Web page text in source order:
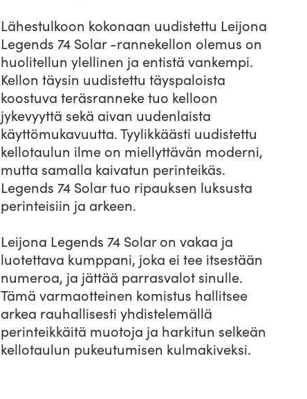
Lähestulkoon kokonaan uudistettu Leijona
Legends 74 Solar -rannekellon olemus on
huolitellun ylellinen ja entistä vankempi.
Kellon täysin uudistettu täyspaloista
koostuva teräsranneke tuo kelloon
jykevyyttä sekä aivan uudenlaista
käyttömukavuutta. Tyylikkäästi uudistettu
kellotaulun ilme on miellyttävän moderni,
mutta samalla kaivatun perinteikäs.
Legends 74 Solar tuo ripauksen luksusta
perinteisiin ja arkeen.
Leijona Legends 74 Solar on vakaa ja
luotettava kumppani, joka ei tee itsestään
numeroa, ja jättää parrasvalot sinulle.
Tämä varmaotteinen komistus hallitsee
arkea rauhallisesti yhdistelemällä
perinteikkäitä muotoja ja harkitun selkeän
kellotaulun pukeutumisen kulmakiveksi.